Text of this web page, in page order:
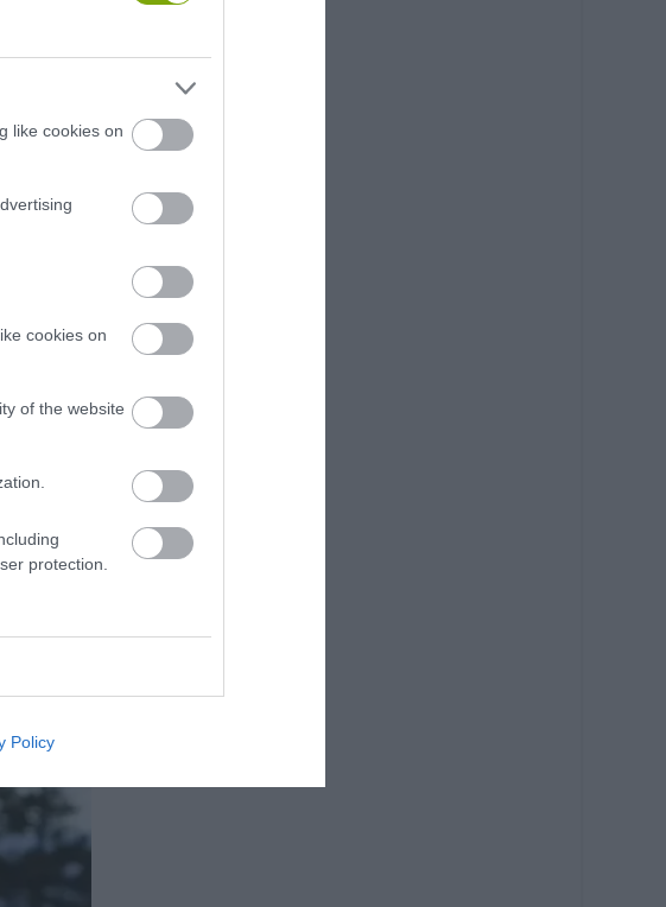
like cookies on
cookies on
of the website
protection.
Policy
a
és